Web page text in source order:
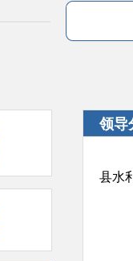
领导
县水